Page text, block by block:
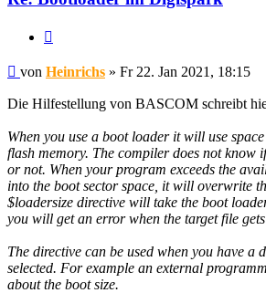
Beitrag
von Heinrichs » Fr 22. Jan 2021, 18:15
Die Hilfestellung von BASCOM schreibt
When you use a boot loader it will use
flash memory. The compiler does not know
or not. When your program exceeds the
into the boot sector space, it will overwrite
$loadersize directive will take the boot
you will get an error when the target file
The directive can be used when you have a
selected. For example an external
about the boot size.